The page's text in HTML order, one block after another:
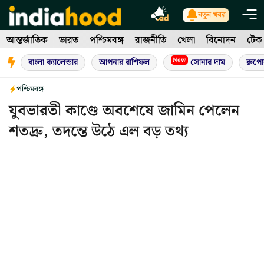
Skip
to
content
নতুন খবর
আন্তর্জাতিক ভারত পশ্চিমবঙ্গ রাজনীতি খেলা বিনোদন টেক
বাংলা ক্যালেন্ডার আপনার রাশিফল New সোনার দাম
পশ্চিমবঙ্গ
যুবভারতী কাণ্ডে অবশেষে জামিন পেলেন
শতদ্রু, তদন্তে উঠে এল বড় তথ্য